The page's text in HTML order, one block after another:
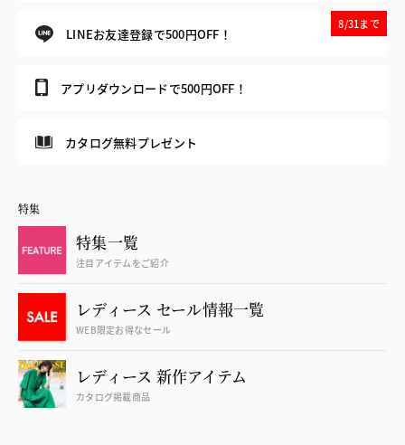
LINEお友達登録で500円OFF！
8/31まで
アプリダウンロードで500円OFF！
カタログ無料プレゼント
特集
特集一覧
注目アイテムをご紹介
レディース セール情報一覧
WEB限定お得なセール
レディース 新作アイテム
カタログ掲載商品